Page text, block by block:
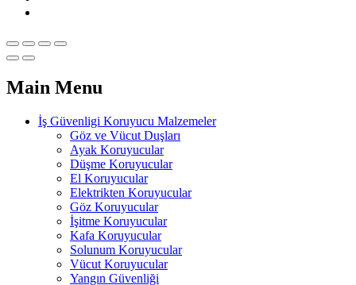
Main Menu
İş Güvenligi Koruyucu Malzemeler
Göz ve Vücut Duşları
Ayak Koruyucular
Düşme Koruyucular
El Koruyucular
Elektrikten Koruyucular
Göz Koruyucular
İşitme Koruyucular
Kafa Koruyucular
Solunum Koruyucular
Vücut Koruyucular
Yangın Güvenliği